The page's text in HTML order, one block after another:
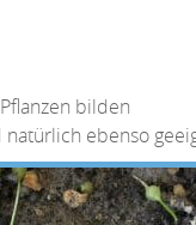
bilden
ebenso